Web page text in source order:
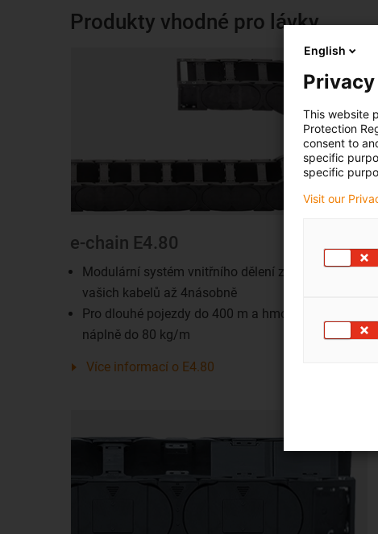
Produkty vhodné pro lávky
e-chain E4.80
Modulární systém vnitřního dělení zvýší životnost
vašich kabelů až 4násobně
Pro dlouhé pojezdy do 400 m a hmotnost
náplně do 80 kg/m
Více informací o E4.80
English
This website
Protection
consent to
specific
specific
Visit our